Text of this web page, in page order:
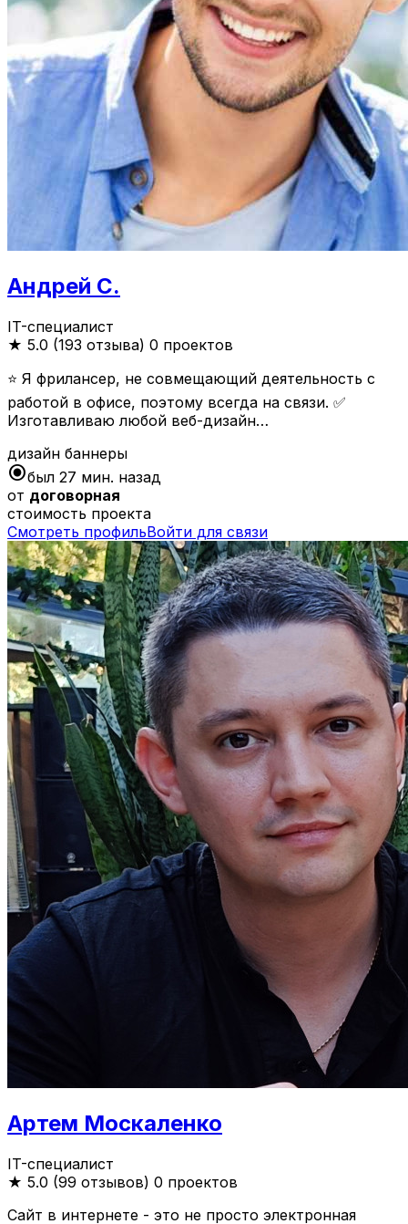
Андрей С.
IT-специалист
★ 5.0 (193 отзыва) 0 проектов
⭐️ Я фрилансер, не совмещающий деятельность с
работой в офисе, поэтому всегда на связи. ✅
Изготавливаю любой веб-дизайн…
дизайн баннеры
radio_button_checkedбыл 27 мин. назад
от договорная
стоимость проекта
Смотреть профильВойти для связи
Артем Москаленко
IT-специалист
★ 5.0 (99 отзывов) 0 проектов
Сайт в интернете - это не просто электронная